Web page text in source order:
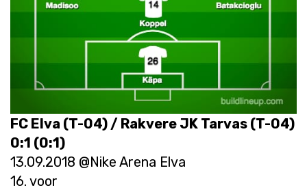
FC Elva (T-04) / Rakvere JK Tarvas (T-04)
0:1 (0:1)
13.09.2018 @Nike Arena Elva
16. voor